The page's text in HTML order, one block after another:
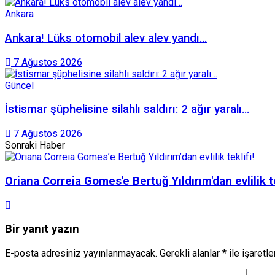
Ankara
Ankara! Lüks otomobil alev alev yandı…
7 Ağustos 2026
Güncel
İstismar şüphelisine silahlı saldırı: 2 ağır yaralı…
7 Ağustos 2026
Sonraki Haber
Oriana Correia Gomes'e Bertuğ Yıldırım'dan evlilik
Bir yanıt yazın
E-posta adresiniz yayınlanmayacak. Gerekli alanlar * ile